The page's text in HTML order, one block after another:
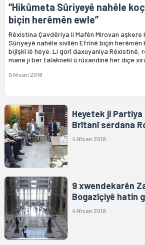
“Hikûmeta Sûriyeyê nahêle
biçin herêmên ewle”
Rêxistina Çavdêriya li Mafên Mirovan aşkere
Sûriyeyê nahêle sivîlên Efrînê biçin herêmên
bijîşkî lê heye. Li gorî daxuyaniya Rêxistinê,
mane ji ber talaknekî û rûxandinê her diçe
9 Nîsan 2018
Heyetek ji Partiya
Brîtanî serdana
4 Nîsan 2018
9 xwendekarên
Bogazîçiyê hatin
4 Nîsan 2018